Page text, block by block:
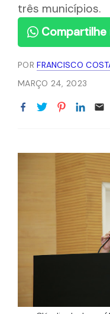
três municípios.
PORFRANCISCO
MARÇO 24, 2023